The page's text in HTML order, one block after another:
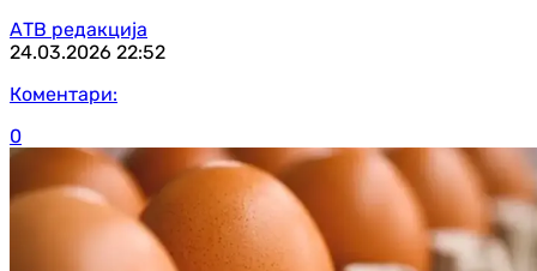
АТВ редакција
24.03.2026 22:52
Коментари:
0